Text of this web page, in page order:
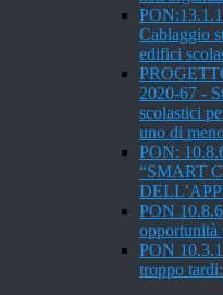
Cablaggio
edifici
2020-67 -
scolastici
uno di
PON:
“SMART
PON
opportunità
PON
troppo